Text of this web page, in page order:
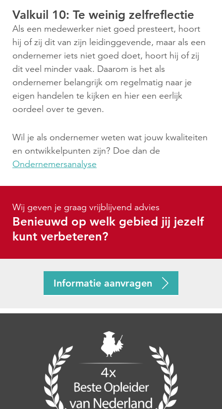
Valkuil 10: Te weinig zelfreflectie
Als een medewerker niet goed presteert, hoort
hij of zij dit van zijn leidinggevende, maar als een
ondernemer iets niet goed doet, hoort hij of zij
dit veel minder vaak. Daarom is het als
ondernemer belangrijk om regelmatig naar je
eigen handelen te kijken en hier een eerlijk
oordeel over te geven.
Wil je als ondernemer weten wat jouw kwaliteiten
en ontwikkelpunten zijn? Doe dan de
Ondernemersanalyse
Wij geven je graag vrijblijvend advies
Benieuwd op welk gebied jij jezelf
kunt verbeteren?
Informatie aanvragen